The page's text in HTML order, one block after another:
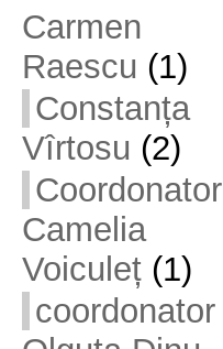
Carmen
Raescu (1)
Constanța
Vîrtosu (2)
Coordonator
Camelia
Voiculeț(1)
coordonator